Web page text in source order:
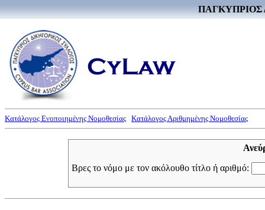
ΠΑΓΚΥΠΡΙΟΣ
Κατάλογος Ενοποιημένης Νομοθεσίας Κατάλογος Αριθμημένης Νομοθεσίας
Βρες το νόμο με τον ακόλουθο τίτλο ή αριθμό: